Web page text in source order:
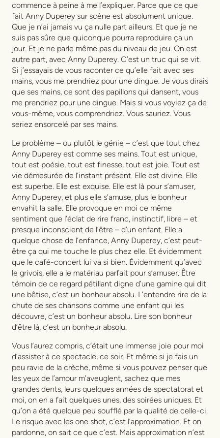
commence à peine à me l’expliquer. Parce que ce que
fait Anny Duperey sur scène est absolument unique.
Que je n’ai jamais vu ça nulle part ailleurs. Et que je ne
suis pas sûre que quiconque pourra reproduire ça un
jour. Et je ne parle même pas du niveau de jeu. On est
autre part, avec Anny Duperey. C’est un truc qui se vit.
Si j’essayais de vous raconter ce qu’elle fait avec ses
mains, vous me prendriez pour une dingue. Je vous dirais
que ses mains, ce sont des papillons qui dansent, vous
me prendriez pour une dingue. Mais si vous voyiez ça de
vous-même, vous comprendriez. Vous sauriez. Vous
seriez ensorcelé par ses mains.
Le problème – ou plutôt le génie – c’est que tout chez
Anny Duperey est comme ses mains. Tout est unique,
tout est poésie, tout est finesse, tout est joie. Tout est
vie démesurée de l’instant présent. Elle est divine. Elle
est superbe. Elle est exquise. Elle est là pour s’amuser,
Anny Duperey, et plus elle s’amuse, plus le bonheur
envahit la salle. Elle provoque en moi ce même
sentiment que l’éclat de rire franc, instinctif, libre – et
presque inconscient de l’être – d’un enfant. Elle a
quelque chose de l’enfance, Anny Duperey, c’est peut-
être ça qui me touche le plus chez elle. Et évidemment
que le café-concert lui va si bien. Évidemment qu’avec
le grivois, elle a le matériau parfait pour s’amuser. Être
témoin de ce regard pétillant digne d’une gamine qui dit
une bêtise, c’est un bonheur absolu. L’entendre rire de la
chute de ses chansons comme une enfant qui les
découvre, c’est un bonheur absolu. Lire son bonheur
d’être là, c’est un bonheur absolu.
Vous l’aurez compris, c’était une immense joie pour moi
d’assister à ce spectacle, ce soir. Et même si je fais un
peu ravie de la crèche, même si vous pouvez penser que
les yeux de l’amour m’aveuglent, sachez que mes
grandes dents, leurs quelques années de spectatorat et
moi, on en a fait quelques unes, des soirées uniques. Et
qu’on a été quelque peu soufflé par la qualité de celle-ci.
Le risque avec les one shot, c’est l’approximation. Et on
pardonne, on sait ce que c’est. Mais approximation n’est